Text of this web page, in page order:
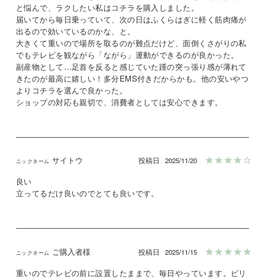
と悩んで、ラクしたい私はコチラを購入しました。
届いてから毎日乗っていて、次の日はふくらはぎに軽く筋肉痛が
出るので効いているのかな、と。
大きくて重いので場所を取るのが難点だけど、面倒くさがりの私
でもテレビを観ながら「ながら」運動ができるのが良かった。
副産物として…足首を反ると感じていた踵の突っ張り感が薄れて
きたのが最高に嬉しい！多分EMS付きだからかも。他の安いやつ
よりコチラを選んで良かった。
ショップの対応も親切で、消費者としては安心できます。
サイトウ 投稿日 2025/11/20
良い
立ってるだけ良いのでとても良いです。
ご購入者様 投稿日 2025/11/15
重いのでテレビの前に設置したままで、毎日やっています。ピリ